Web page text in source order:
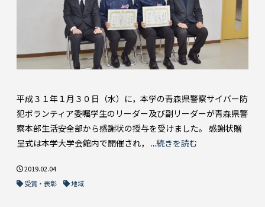
平成３１年１月３０日（水）に，本学の青森県警察サイバー防
犯ボランティア委嘱学生のリーダー及び副リーダーが青森県警
察本部生活安全部から感謝状の授与を受けました。 感謝状贈
呈式は本学大学会館内で開催され， ...続きを読む
2019.02.04
受賞・表彰
地域